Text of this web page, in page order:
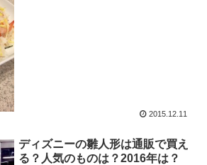
2015.12.11
ディズニーの雛人形は通販で買え
る？人気のものは？2016年は？